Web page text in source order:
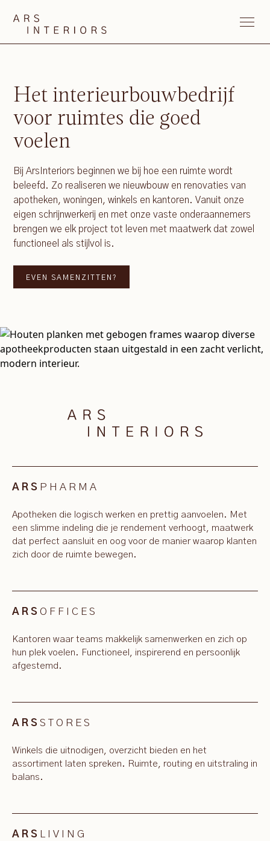
Het interieurbouwbedrijf
voor ruimtes die goed
voelen
Bij ArsInteriors beginnen we bij hoe een ruimte wordt
beleefd. Zo realiseren we nieuwbouw en renovaties van
apotheken, woningen, winkels en kantoren. Vanuit onze
eigen schrijnwerkerij en met onze vaste onderaannemers
brengen we elk project tot leven met maatwerk dat zowel
functioneel als stijlvol is.
EVEN SAMENZITTEN?
ARS PHARMA
Apotheken die logisch werken en prettig aanvoelen. Met
een slimme indeling die je rendement verhoogt, maatwerk
dat perfect aansluit en oog voor de manier waarop klanten
zich door de ruimte bewegen.
ARS OFFICES
Kantoren waar teams makkelijk samenwerken en zich op
hun plek voelen. Functioneel, inspirerend en persoonlijk
afgestemd.
ARS STORES
Winkels die uitnodigen, overzicht bieden en het
assortiment laten spreken. Ruimte, routing en uitstraling in
balans.
ARS LIVING